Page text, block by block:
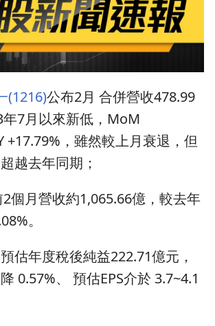
(1216)公布2月 合併營收478.99
7月以來新低，MoM
+17.79%，雖然較上月衰退，但
越去年同期；
個月營收約1,065.66億，較去年
。
估年度稅後純益222.71億元，
0.57%、 預估EPS介於 3.7~4.1